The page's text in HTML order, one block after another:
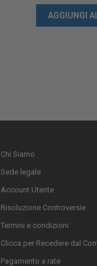
AGGIUNGI
Chi Siamo
Sede legale
Account Utente
Risoluzione Controversie
Termini e condizioni
Clicca per Recedere dal
Pagamento a rate